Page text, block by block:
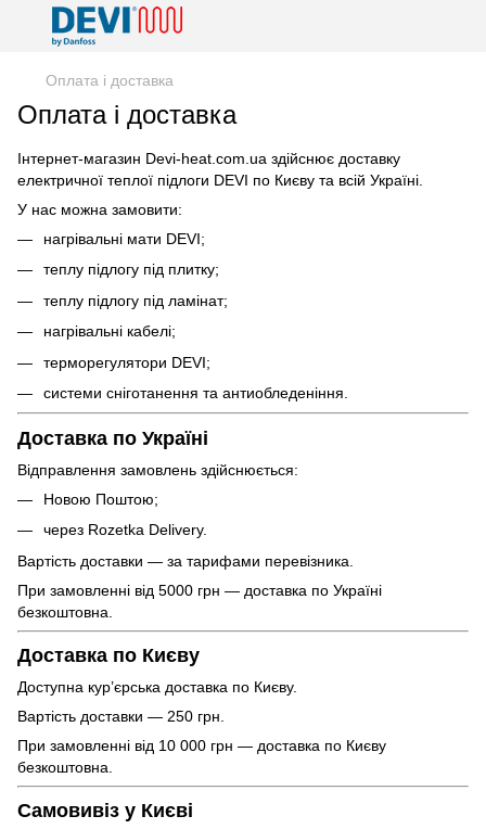
Оплата і доставка
Оплата і доставка
Інтернет-магазин Devi-heat.com.ua здійснює доставку
електричної теплої підлоги DEVI по Києву та всій Україні.
У нас можна замовити:
нагрівальні мати DEVI;
теплу підлогу під плитку;
теплу підлогу під ламінат;
нагрівальні кабелі;
терморегулятори DEVI;
системи сніготанення та антиобледеніння.
Доставка по Україні
Відправлення замовлень здійснюється:
Новою Поштою;
через Rozetka Delivery.
Вартість доставки — за тарифами перевізника.
При замовленні від 5000 грн — доставка по Україні
безкоштовна.
Доставка по Києву
Доступна кур’єрська доставка по Києву.
Вартість доставки — 250 грн.
При замовленні від 10 000 грн — доставка по Києву
безкоштовна.
Самовивіз у Києві